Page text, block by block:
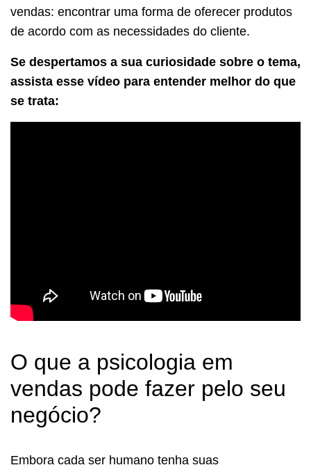
vendas: encontrar uma forma de oferecer produtos
de acordo com as necessidades do cliente.
Se despertamos a sua curiosidade sobre o tema,
assista esse vídeo para entender melhor do que
se trata:
O que a psicologia em
vendas pode fazer pelo seu
negócio?
Embora cada ser humano tenha suas